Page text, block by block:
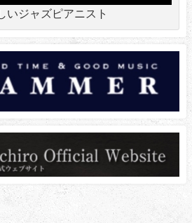
いジャズピアニスト